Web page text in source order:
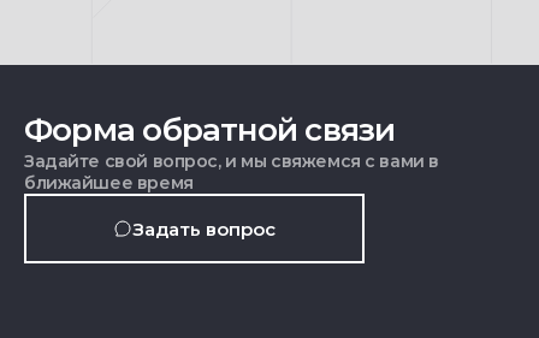
Форма обратной связи
Задайте свой вопрос, и мы свяжемся с вами в
ближайшее время
Задать вопрос